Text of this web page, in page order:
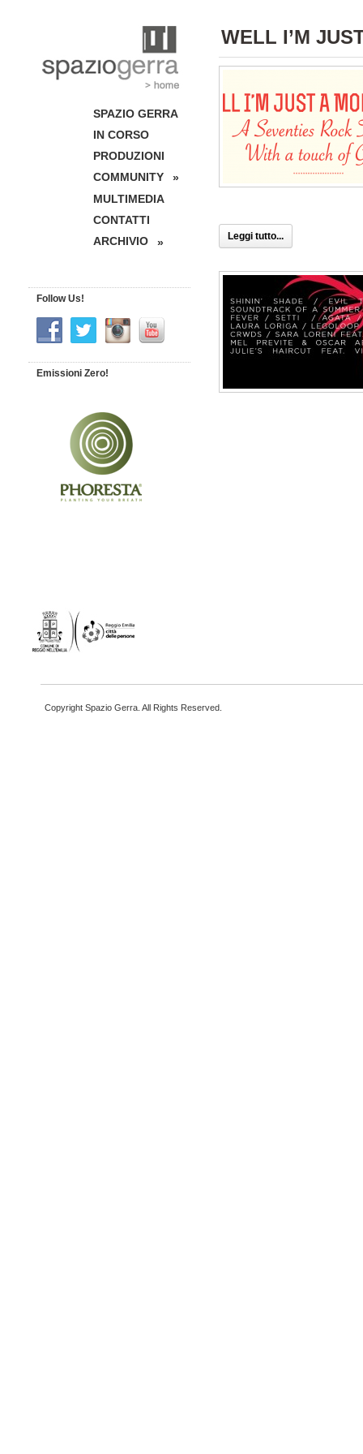
WELL I’M
Leggi tutto...
SPAZIO GERRA
IN CORSO
PRODUZIONI
COMMUNITY
»
MULTIMEDIA
CONTATTI
ARCHIVIO
»
Follow Us!
Emissioni Zero!
Copyright Spazio Gerra. All Rights Reserved.